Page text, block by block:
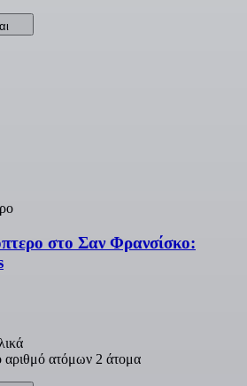
στο Σαν Φρανσίσκο:
αριθμό ατόμων 2 άτομα